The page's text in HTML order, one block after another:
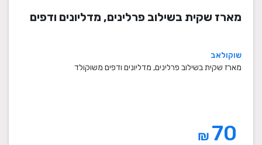
מארז שקית בשילוב פרלינים, מדליונים ודפים
שוקולאב
מארז שקית בשילוב פרלינים, מדליונים ודפים משוקולד
₪